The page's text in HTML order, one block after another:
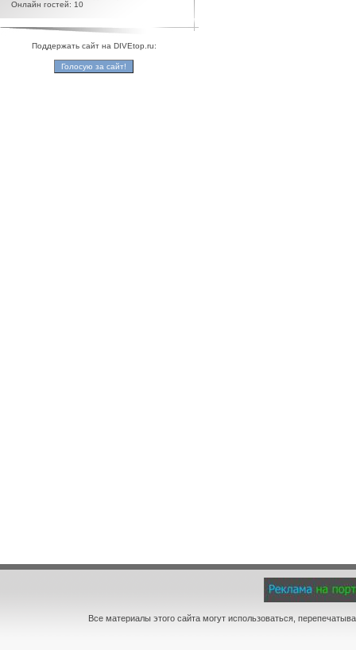
Онлайн гостей: 10
Поддержать сайт на DIVEtop.ru:
Все материалы этого сайта могут использоваться,